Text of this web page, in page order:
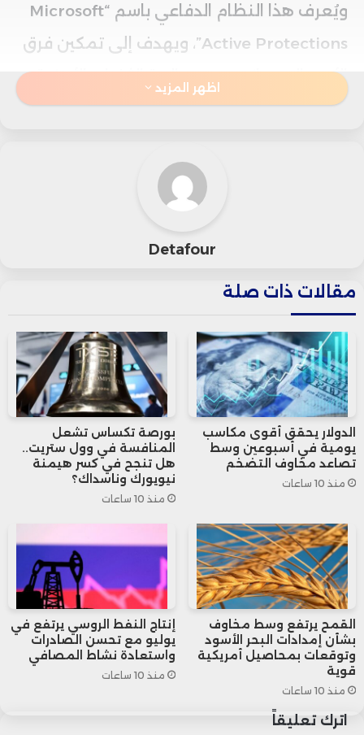
ويُعرف هذا النظام الدفاعي باسم “Microsoft
Active Protections”، ويهدف إلى تمكين فرق
الأمن السيبراني من معالجة الثغرات الأمنية
قبل نشر تفاصيلها علناً، مما يمنح المؤسسات
غير أن البرنامج بات الآن في دائرة المساءلة، بعد
جهة بين حكومات وشركات عالمية، مستغلّة
ثغرتين خطيرتين في برنامج “شيربوينت”، أحد
الملفات داخل المؤسسات.
ووفقاً للمصادر، طالت الهجمات جهات بارزة
بينها الإدارة الوطنية للأمن النووي في الولايات
المتحدة، ما أثار مخاوف واسعة بشأن مدى
فعالية حماية المعلومات الحساسة في ظل
تزايد الأنشطة السيبرانية المدعومة من دول.
وتعمل مايكروسوفت حالياً على مراجعة
أنظمتها وبرمجياتها لتحديد ما إذا كان تسريب
داخلي أو اختراق خارجي هو من سرّب معلومات
حول الثغرات قبل إصدار التحديثات الأمنية،
وسط دعوات من خبراء لمراجعة سياسات
اظهر المزيد
Detafour
مقالات ذات صلة
الدولار يحقق أقوى مكاسب
يومية في أسبوعين وسط
تصاعد مخاوف التضخم
منذ 10 ساعات
بورصة تكساس تشعل
المنافسة في وول ستريت..
هل تنجح في كسر هيمنة
نيويورك وناسداك؟
منذ 10 ساعات
القمح يرتفع وسط مخاوف
بشأن إمدادات البحر الأسود
وتوقعات بمحاصيل أمريكية
قوية
منذ 10 ساعات
إنتاج النفط الروسي يرتفع في
يوليو مع تحسن الصادرات
واستعادة نشاط المصافي
منذ 10 ساعات
اترك تعليقاً